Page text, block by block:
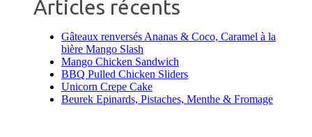
Articles récents
Gâteaux renversés Ananas & Coco, Caramel à la
bière Mango Slash
Mango Chicken Sandwich
BBQ Pulled Chicken Sliders
Unicorn Crepe Cake
Beurek Epinards, Pistaches, Menthe & Fromage